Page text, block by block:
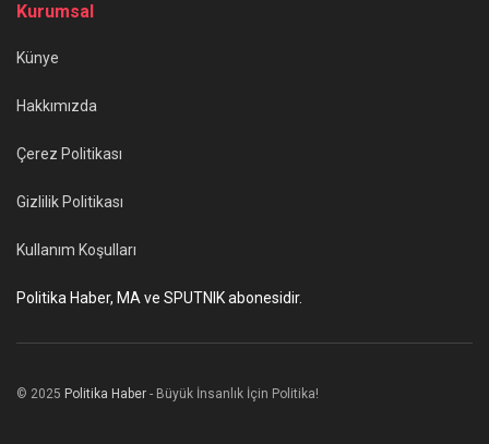
Kurumsal
Künye
Hakkımızda
Çerez Politikası
Gizlilik Politikası
Kullanım Koşulları
Politika Haber, MA ve SPUTNIK abonesidir.
© 2025 Politika Haber - Büyük İnsanlık İçin Politika!